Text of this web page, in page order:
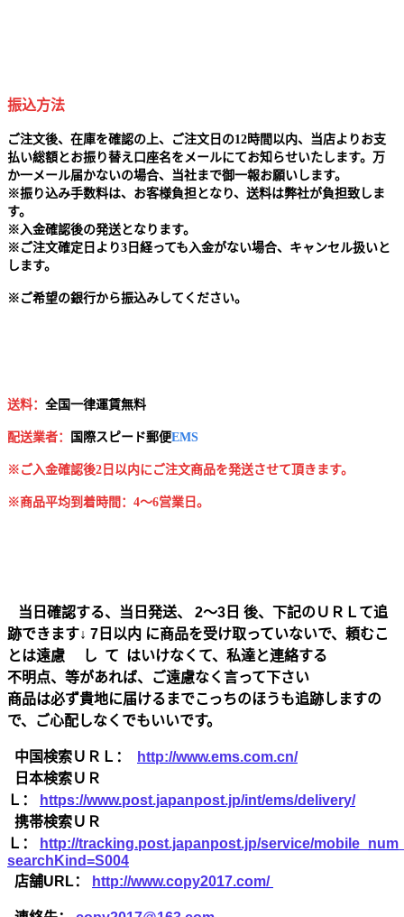
振込方法
ご注文後、在庫を確認の上、ご注文日の12時間以内、当店よりお支
払い総額とお振り替え口座名をメールにてお知らせいたします。万
か一メール届かないの場合、当社まで御一報お願いします。
※振り込み手数料は、お客様負担となり、送料は弊社が負担致しま
す。
※ 入金確認後の発送となります。
※ ご注文確定日より3日経っても入金がない場合、キャンセル扱いと
します。
※ ご希望の銀行から振込みしてください。
送料： 全国一律運賃無料
配送業者： 国 際スピード郵便EMS
※ご入金確認後2日以内にご注文商品を発送させて頂きます。
※商品平均到着時間：4～6営業日。
当日確認する、当日発送、 2～3日 後、下記のＵＲＬて追
跡できます↓ 7日以内 に商品を受け取っていないで、頼むこ
とは遠慮 し て はいけなくて、私達と連絡する
不明点、等があれば、ご遠慮なく言って下さい
商品は必ず貴地に届けるまでこっちのほうも追跡しますの
で、ご心配しなくでもいいです。
中国検索ＵＲＬ：
http://www.ems.com.cn/
日本検索ＵＲ
Ｌ：
https://www.post.japanpost.jp/int/ems/delivery/
携帯検索ＵＲ
Ｌ：
http://tracking.post.japanpost.jp/service/
searchKind=S004
店舗URL：
http://www.copy2017.com/